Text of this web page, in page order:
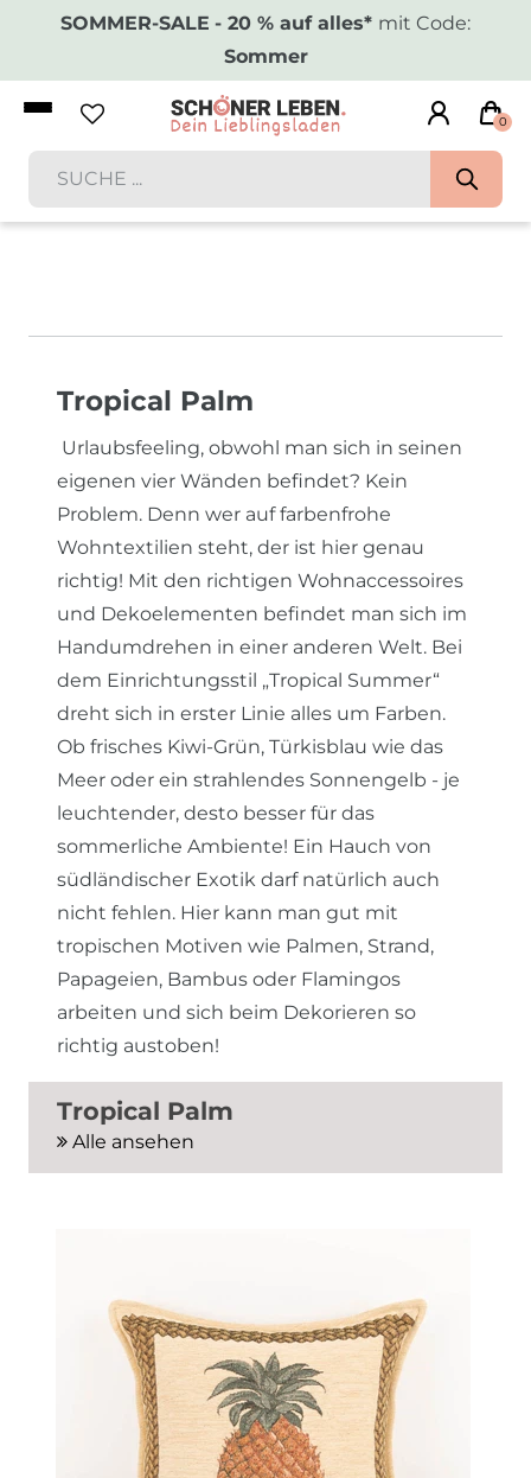
SOMMER-SALE - 20 % auf alles* mit Code:
Sommer
0
Tropical Palm
Urlaubsfeeling, obwohl man sich in seinen
eigenen vier Wänden befindet? Kein
Problem. Denn wer auf farbenfrohe
Wohntextilien steht, der ist hier genau
richtig! Mit den richtigen Wohnaccessoires
und Dekoelementen befindet man sich im
Handumdrehen in einer anderen Welt. Bei
dem Einrichtungsstil „Tropical Summer“
dreht sich in erster Linie alles um Farben.
Ob frisches Kiwi-Grün, Türkisblau wie das
Meer oder ein strahlendes Sonnengelb - je
leuchtender, desto besser für das
sommerliche Ambiente! Ein Hauch von
südländischer Exotik darf natürlich auch
nicht fehlen. Hier kann man gut mit
tropischen Motiven wie Palmen, Strand,
Papageien, Bambus oder Flamingos
arbeiten und sich beim Dekorieren so
richtig austoben!
Tropical Palm
Alle ansehen